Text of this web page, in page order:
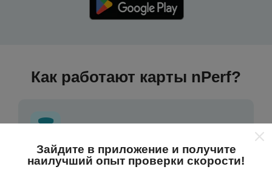
Как работают карты nPerf?
Откуда берутся данные ?
Зайдите в приложение и получите
наилучший опыт проверки скорости!